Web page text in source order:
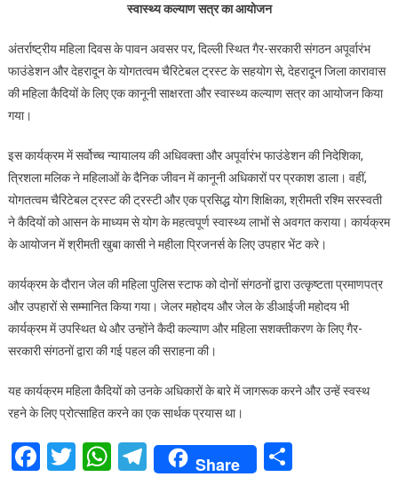
जेल
में
महिला
लिए
कानूनी
साक्षरता
और
स्वास्थ्य
सत्र
का
आयोजन
स्वास्थ्य कल्याण सत्र का आयोजन
अंतर्राष्ट्रीय महिला दिवस के पावन अवसर पर, दिल्ली स्थित गैर-सरकारी संगठन अपूर्वारंभ
फाउंडेशन और देहरादून के योगतत्वम चैरिटेबल ट्रस्ट के सहयोग से, देहरादून जिला कारावास
की महिला कैदियों के लिए एक कानूनी साक्षरता और स्वास्थ्य कल्याण सत्र का आयोजन किया
गया।
इस कार्यक्रम में सर्वोच्च न्यायालय की अधिवक्ता और अपूर्वारंभ फाउंडेशन की निदेशिका,
त्रिशला मलिक ने महिलाओं के दैनिक जीवन में कानूनी अधिकारों पर प्रकाश डाला। वहीं,
योगतत्वम चैरिटेबल ट्रस्ट की ट्रस्टी और एक प्रसिद्ध योग शिक्षिका, श्रीमती रश्मि सरस्वती
ने कैदियों को आसन के माध्यम से योग के महत्वपूर्ण स्वास्थ्य लाभों से अवगत कराया। कार्यक्रम
के आयोजन में श्रीमती खुबा कासी ने महीला प्रिजनर्स के लिए उपहार भेंट करे।
कार्यक्रम के दौरान जेल की महिला पुलिस स्टाफ को दोनों संगठनों द्वारा उत्कृष्टता प्रमाणपत्र
और उपहारों से सम्मानित किया गया। जेलर महोदय और जेल के डीआईजी महोदय भी
कार्यक्रम में उपस्थित थे और उन्होंने कैदी कल्याण और महिला सशक्तीकरण के लिए गैर-
सरकारी संगठनों द्वारा की गई पहल की सराहना की।
यह कार्यक्रम महिला कैदियों को उनके अधिकारों के बारे में जागरूक करने और उन्हें स्वस्थ
रहने के लिए प्रोत्साहित करने का एक सार्थक प्रयास था।
Facebook
Twitter
WhatsApp
Telegram
Share Share